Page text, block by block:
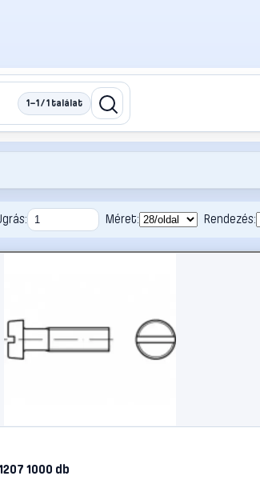
1–1 / 1 találat
Méret: Rendezés:
1000 db